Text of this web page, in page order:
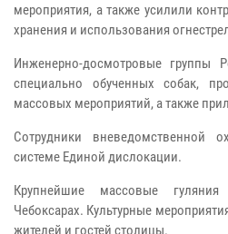
мероприятия, а также усилили
хранения и использования
Инженерно-досмотровые группы
специально обученных собак,
массовых мероприятий, а также
Сотрудники вневедомственной
системе Единой дислокации.
Крупнейшие массовые
Чебоксарах. Культурные